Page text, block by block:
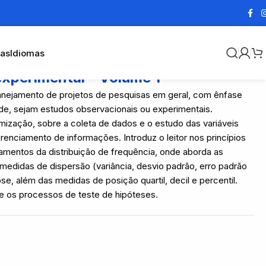
Idiomas
– Volume 1
de projetos de pesquisas em geral, com ênfase
sejam estudos observacionais ou experimentais.
sobre a coleta de dados e o estudo das variáveis
de informações. Introduz o leitor nos princípios
da distribuição de frequência, onde aborda as
de dispersão (variância, desvio padrão, erro padrão
além das medidas de posição quartil, decil e percentil.
os processos de teste de hipóteses.